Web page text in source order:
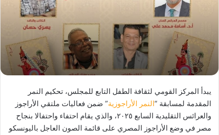
يبدأ المركز القومي لثقافة الطفل التابع للمجلس، تحكيم النمر
المقدمة لمسابقة “النمر الأراجوزية” ضمن فعاليات ملتقي الأراجوز
والعرائس التقليدية السابع ٢٠٢٥، والذي يقام احتفاء واحتفالا بنجاح
مصر في وضع الأراجوز المصري على قائمة الصون العاجل باليونسكو